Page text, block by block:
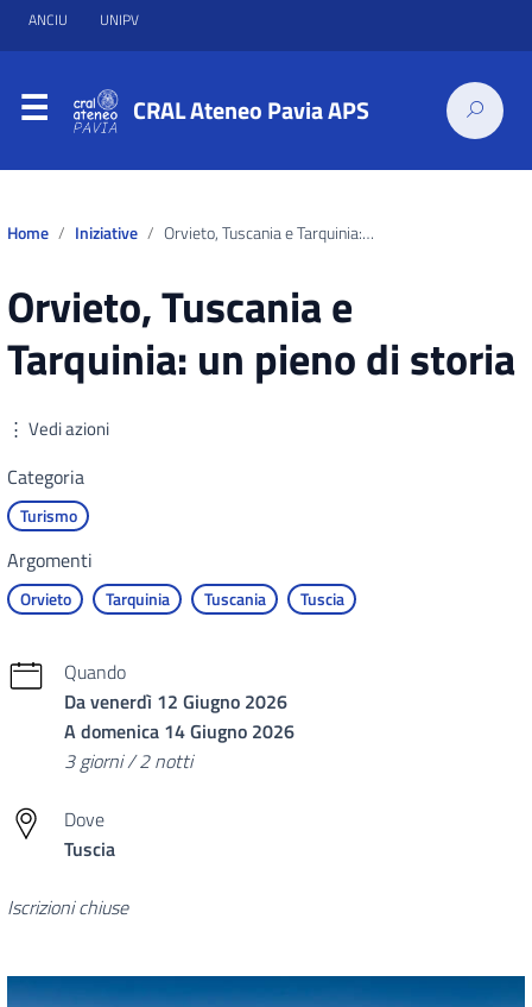
ANCIU UNIPV
CRAL Ateneo Pavia APS
Home Iniziative Orvieto, Tuscania e Tarquinia: un pieno di storia
Orvieto, Tuscania e
Tarquinia: un pieno di storia
⋮ Vedi azioni
Categoria
Turismo
Argomenti
Orvieto Tarquinia Tuscania Tuscia
Quando
Da venerdì 12 Giugno 2026
A domenica 14 Giugno 2026
3 giorni / 2 notti
Dove
Tuscia
Iscrizioni chiuse